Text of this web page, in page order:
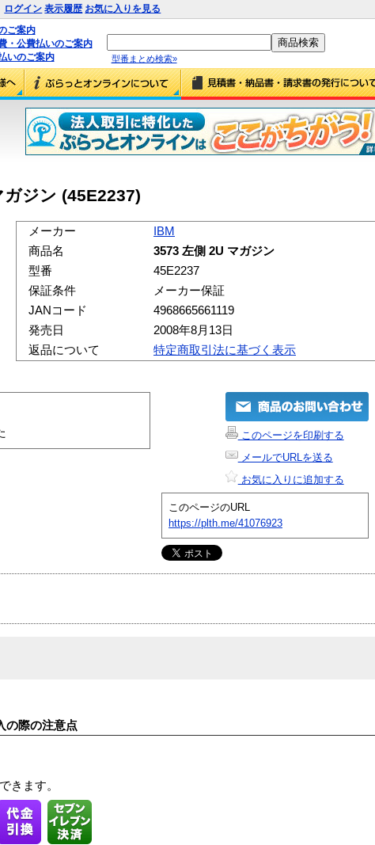
ログイン 表示履歴 お気に入りを見る
ご案内
・公費払いのご案内
いのご案内
型番まとめ検索»
ジン (45E2237)
メーカー
IBM
商品名
3573 左側 2U マガジン
型番
45E2237
保証条件
メーカー保証
JANコード
4968665661119
発売日
2008年8月13日
返品について
特定商取引法に基づく表示
このページを印刷する
メールでURLを送る
お気に入りに追加する
このページのURL
https://plth.me/41076923
の際の注意点
きます。